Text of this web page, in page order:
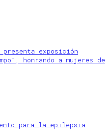
presenta exposición
honrando a mujeres de
para la epilepsia